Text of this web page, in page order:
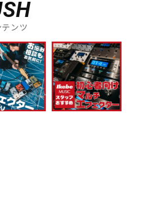
ヴィンテージ
ンツ